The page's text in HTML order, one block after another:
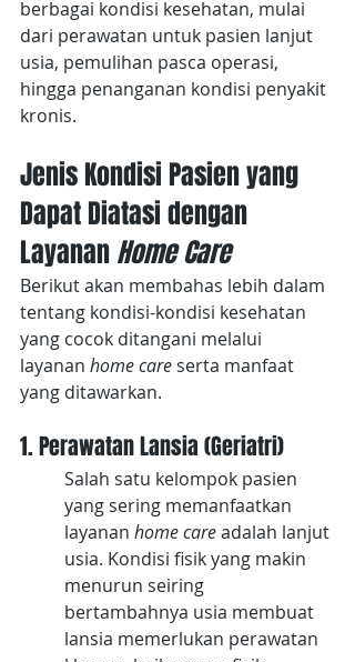
berbagai kondisi kesehatan, mulai
dari perawatan untuk pasien lanjut
usia, pemulihan pasca operasi,
hingga penanganan kondisi penyakit
kronis.
Jenis Kondisi Pasien yang
Dapat Diatasi dengan
Layanan Home Care
Berikut akan membahas lebih dalam
tentang kondisi-kondisi kesehatan
yang cocok ditangani melalui
layanan home care serta manfaat
yang ditawarkan.
1. Perawatan Lansia (Geriatri)
Salah satu kelompok pasien
yang sering memanfaatkan
layanan home care adalah lanjut
usia. Kondisi fisik yang makin
menurun seiring
bertambahnya usia membuat
lansia memerlukan perawatan